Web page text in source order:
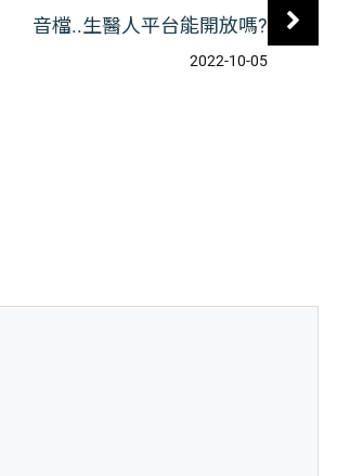
音檔..生醫人平台能開放嗎?
2022-10-05